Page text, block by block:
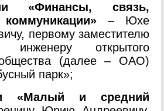
«Финансы, связь,
– Юхе
первому заместителю
открытого
общества (далее – ОАО)
парк»;
«Малый и средний